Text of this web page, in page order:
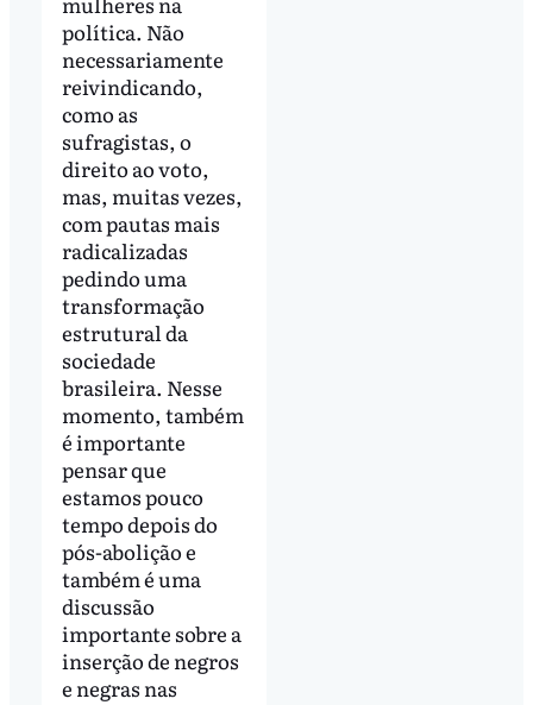
política. Não
necessariamente
reivindicando,
como as
sufragistas, o
direito ao voto,
mas, muitas vezes,
com pautas mais
radicalizadas
pedindo uma
transformação
estrutural da
sociedade
brasileira. Nesse
momento, também
é importante
pensar que
estamos pouco
tempo depois do
pós-abolição e
também é uma
discussão
importante sobre a
inserção de negros
e negras nas